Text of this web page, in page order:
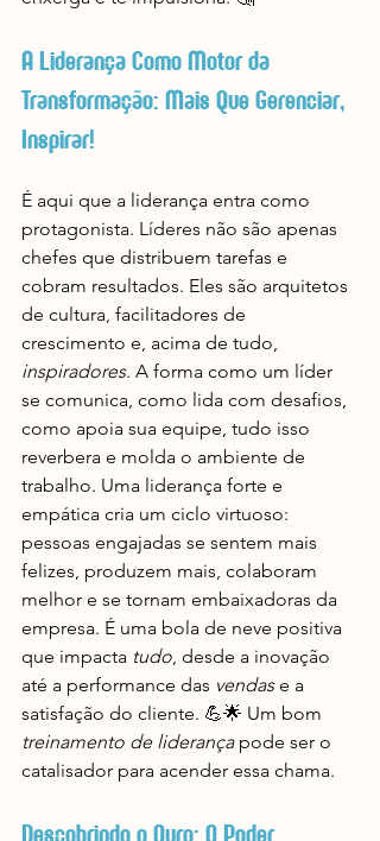
A Liderança Como Motor da
Transformação: Mais Que Gerenciar,
Inspirar!
É aqui que a liderança entra como
protagonista. Líderes não são apenas
chefes que distribuem tarefas e
cobram resultados. Eles são arquitetos
de cultura, facilitadores de
crescimento e, acima de tudo,
inspiradores. A forma como um líder
se comunica, como lida com desafios,
como apoia sua equipe, tudo isso
reverbera e molda o ambiente de
trabalho. Uma liderança forte e
empática cria um ciclo virtuoso:
pessoas engajadas se sentem mais
felizes, produzem mais, colaboram
melhor e se tornam embaixadoras da
empresa. É uma bola de neve positiva
que impacta tudo , desde a inovação
até a performance das vendas e a
satisfação do cliente. 💪🌟 Um bom
treinamento de liderança pode ser o
catalisador para acender essa chama.
Descobrindo o Ouro: O Poder